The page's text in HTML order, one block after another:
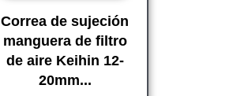
Correa de sujeción
manguera de filtro
de aire Keihin 12-
20mm...